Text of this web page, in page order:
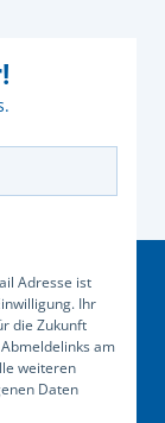
Adresse ist
Ihr
die Zukunft
am
weiteren
Daten